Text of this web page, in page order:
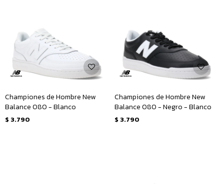
Championes de Hombre New
Balance 080 - Blanco
$ 3.790
Championes de Hombre New
Balance 080 - Negro - Blanco
$ 3.790